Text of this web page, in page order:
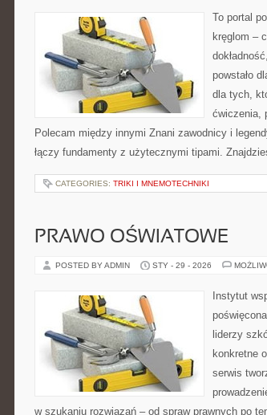
To portal
kręglom –
powstało
dla tych,
ćwiczenia,
Polecam między innymi Znani zawodnicy i
łączy fundamenty z użytecznymi tipami.
CATEGORIES: TRIKI I MNEMOTECHNIKI
PRAWO OŚWIATOWE
POSTED BY ADMIN STY - 29 - 2026
Instytut
liderzy
konkretne
serwis
w szukaniu rozwiązań – od spraw prawnych po